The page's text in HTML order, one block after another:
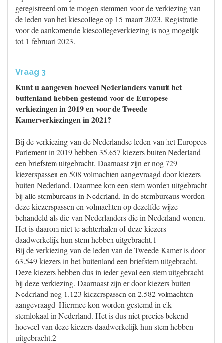
geregistreerd om te mogen stemmen voor de verkiezing van
de leden van het kiescollege op 15 maart 2023. Registratie
voor de aankomende kiescollegeverkiezing is nog mogelijk
tot 1 februari 2023.
Vraag 3
Kunt u aangeven hoeveel Nederlanders vanuit het
buitenland hebben gestemd voor de Europese
verkiezingen in 2019 en voor de Tweede
Kamerverkiezingen in 2021?
Bij de verkiezing van de Nederlandse leden van het Europees
Parlement in 2019 hebben 35.657 kiezers buiten Nederland
een briefstem uitgebracht. Daarnaast zijn er nog 729
kiezerspassen en 508 volmachten aangevraagd door kiezers
buiten Nederland. Daarmee kon een stem worden uitgebracht
bij alle stembureaus in Nederland. In de stembureaus worden
deze kiezerspassen en volmachten op dezelfde wijze
behandeld als die van Nederlanders die in Nederland wonen.
Het is daarom niet te achterhalen of deze kiezers
daadwerkelijk hun stem hebben uitgebracht.1
Bij de verkiezing van de leden van de Tweede Kamer is door
63.549 kiezers in het buitenland een briefstem uitgebracht.
Deze kiezers hebben dus in ieder geval een stem uitgebracht
bij deze verkiezing. Daarnaast zijn er door kiezers buiten
Nederland nog 1.123 kiezerspassen en 2.582 volmachten
aangevraagd. Hiermee kon worden gestemd in elk
stemlokaal in Nederland. Het is dus niet precies bekend
hoeveel van deze kiezers daadwerkelijk hun stem hebben
uitgebracht.2